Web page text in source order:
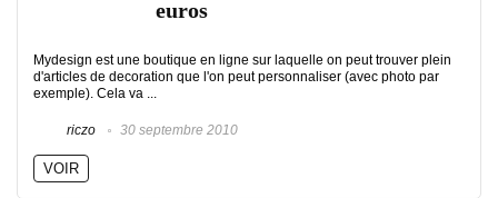
euros
Mydesign est une boutique en ligne sur laquelle on peut trouver plein
d'articles de decoration que l'on peut personnaliser (avec photo par
exemple). Cela va ...
riczo 30 septembre 2010
VOIR